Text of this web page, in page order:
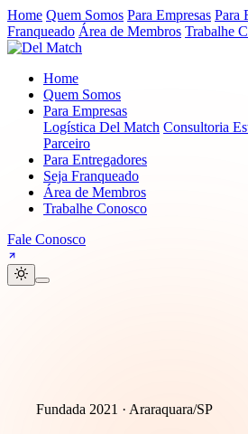
Home Quem Somos Para Empresas Para
Franqueado Área de Membros Trabalhe
Home
Quem Somos
Para Empresas
Logística Del Match Consultoria
Parceiro
Para Entregadores
Seja Franqueado
Área de Membros
Trabalhe Conosco
Fale Conosco
Fundada 2021 · Araraquara/SP